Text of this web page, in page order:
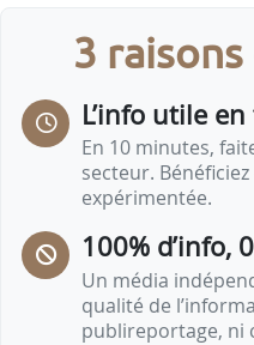
Le groupe coopératif
3
L’info utile
En 10 minutes,
secteur.
expérimentée.
100% d’info,
Un média
qualité de
publireportage, ni